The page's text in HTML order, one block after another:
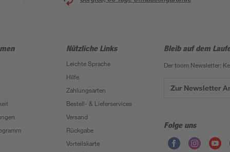
Nützliche Links
Leichte Sprache
Hilfe
Zahlungsarten
Bestell- & Lieferservices
Versand
Rückgabe
Vorteilskarte
Bleib auf dem
Der toom Newsletter:
Zur Newsletter
Folge uns